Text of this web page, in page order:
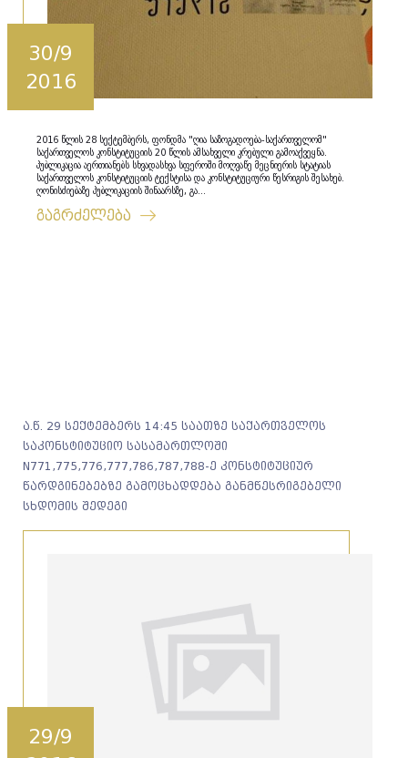
30/9
2016
2016 წლის 28 სექტემბერს, ფონდმა "ღია საზოგადოება-საქართველომ"
საქართველოს კონსტიტუციის 20 წლის ამსახველი კრებული გამოაქვეყნა.
პუბლიკაცია აერთიანებს სხვადასხვა სფეროში მოღვაწე მეცნიერის სტატიას
საქართველოს კონსტიტუციის ტექსტისა და კონსტიტუციური წესრიგის შესახებ.
ღონისძიებაზე პუბლიკაციის შინაარსზე, გა...
გაგრძელება
ა.წ. 29 სექტემბერს 14:45 საათზე საქართველოს
საკონსტიტუციო სასამართლოში
N771,775,776,777,786,787,788-ე კონსტიტუციურ
წარდგინებებზე გამოცხადდება განმწესრიგებელი
სხდომის შედეგი
29/9